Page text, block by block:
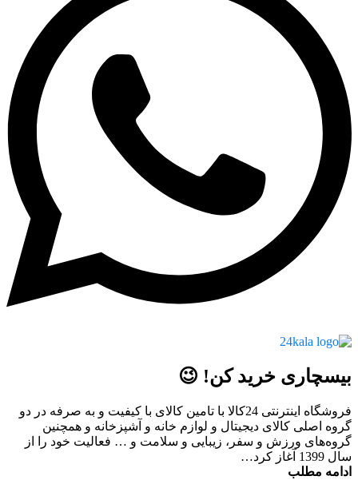
بیسچاری خرید کن! 😉
فروشگاه اینترنتی 24کالا با تامین کالای با کیفیت و به صرفه در دو
گروه اصلی کالای دیجیتال و لوازم خانه و آشپزخانه و همچنین
گروه‌های ورزش و سفر، زیبایی و سلامت و … فعالیت خود را از
سال 1399 آغاز کرد…
ادامه مطلب